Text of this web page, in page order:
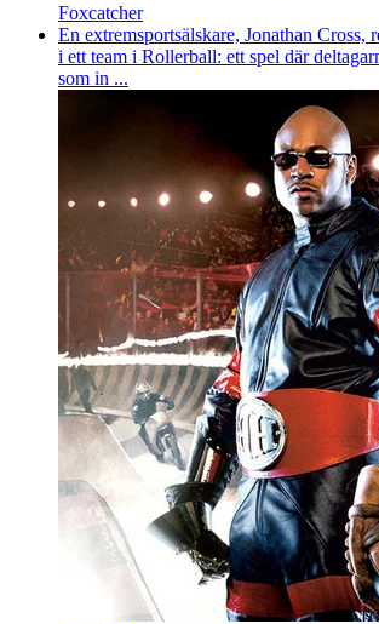
Foxcatcher
En extremsportsälskare, Jonathan Cross,
i ett team i Rollerball: ett spel där
som in ...